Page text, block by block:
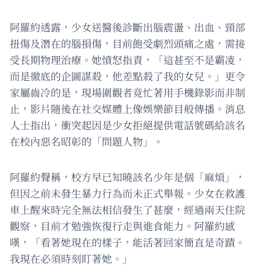
阿羅約透露，少女送醫後診斷出腦震盪、出血、頸部
扭傷及潛在的腦損傷，目前飽受劇烈頭痛之處，需接
受長期物理治療。她憤怒指責，「這甚至不是霸凌，
而是徹底的企圖謀殺，他差點殺了我的女兒。」更令
家屬齒冷的是，現場圍觀者竟忙著用手機錄影而非制
止，影片隨後在社交媒體上像娛樂節目般傳播。消息
人士指出，衝突起因是少女拒絕提供電話號碼給該名
在校內惡名昭彰的「問題人物」。
阿羅約聲稱，校方早已知曉該名少年是個「麻煩」，
但因之前未發生暴力行為而未正式舉報。少女在救護
車上醒來時完全無法相信發生了甚麼，經過兩天住院
觀察，目前才勉強恢復行走與進食能力。阿羅約感
嘆，「看著她現在的樣子，能活著回家簡直是奇蹟。
我現在必須時刻盯著她。」